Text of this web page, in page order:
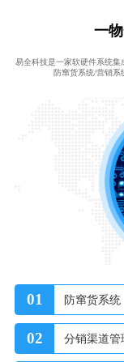
一
易全科技是一家软硬件系统
防窜货系统/营销系
01 防窜货系统
02 分销渠道管